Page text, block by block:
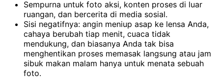
Sempurna untuk foto aksi, konten proses di luar
ruangan, dan bercerita di media sosial.
Sisi negatifnya: angin meniup asap ke lensa Anda,
cahaya berubah tiap menit, cuaca tidak
mendukung, dan biasanya Anda tak bisa
menghentikan proses memasak langsung atau jam
sibuk makan malam hanya untuk menata sebuah
foto.